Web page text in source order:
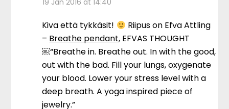
19 Jan 2016 at 14:40
Kiva että tykkäsit!
Riipus on Efva Attling
– Breathe pendant, EFVAS THOUGHT
￼“Breathe in. Breathe out. In with the good,
out with the bad. Fill your lungs, oxygenate
your blood. Lower your stress level with a
deep breath. A yoga inspired piece of
jewelry.”